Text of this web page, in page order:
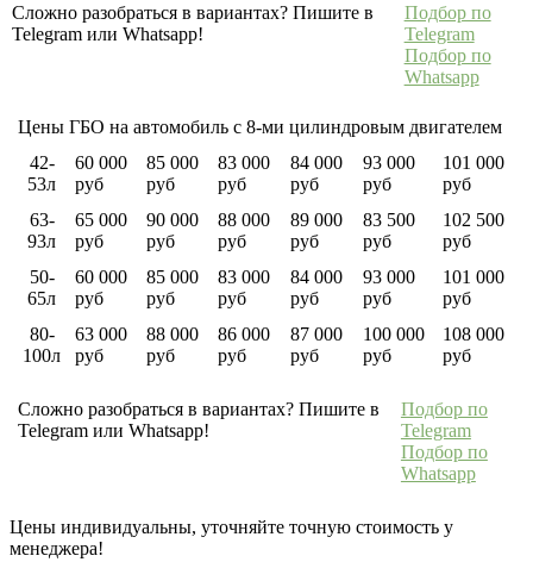
Сложно разобраться в вариантах? Пишите в
Telegram или Whatsapp!
Подбор по
Telegram
Подбор по
Whatsapp
Цены ГБО на автомобиль с 8-ми цилиндровым двигателем
42-
53л
60 000
руб
85 000
руб
83 000
руб
84 000
руб
93 000
руб
101 000
руб
63-
93л
65 000
руб
90 000
руб
88 000
руб
89 000
руб
83 500
руб
102 500
руб
50-
65л
60 000
руб
85 000
руб
83 000
руб
84 000
руб
93 000
руб
101 000
руб
80-
100л
63 000
руб
88 000
руб
86 000
руб
87 000
руб
100 000
руб
108 000
руб
Сложно разобраться в вариантах? Пишите в
Telegram или Whatsapp!
Подбор по
Telegram
Подбор по
Whatsapp
Цены индивидуальны, уточняйте точную стоимость у
менеджера!